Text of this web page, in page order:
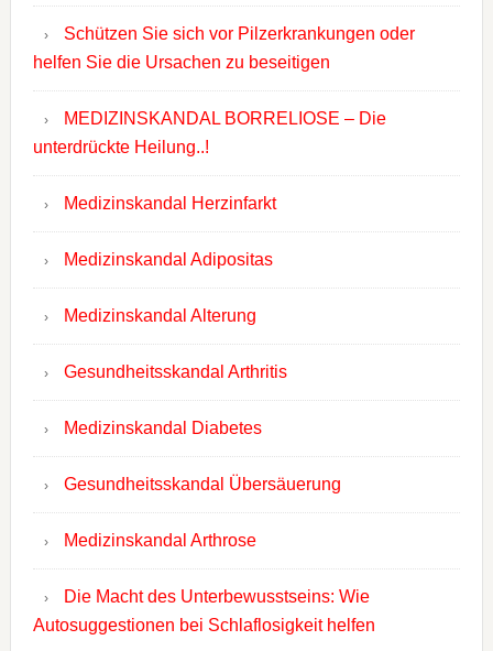
Schützen Sie sich vor Pilzerkrankungen oder
helfen Sie die Ursachen zu beseitigen
MEDIZINSKANDAL BORRELIOSE – Die
unterdrückte Heilung..!
Medizinskandal Herzinfarkt
Medizinskandal Adipositas
Medizinskandal Alterung
Gesundheitsskandal Arthritis
Medizinskandal Diabetes
Gesundheitsskandal Übersäuerung
Medizinskandal Arthrose
Die Macht des Unterbewusstseins: Wie
Autosuggestionen bei Schlaflosigkeit helfen